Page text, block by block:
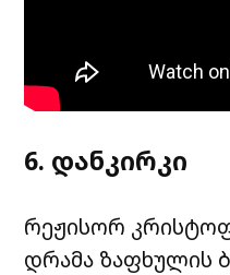
6. დანკირკი
რეჟისორ
დრამა ზაფხულის